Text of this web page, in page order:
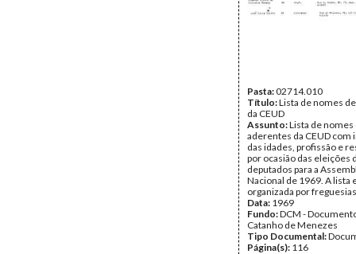
Pasta:02714.010
Título:Lista de nomes
da CEUD
Assunto:Lista de nomes
aderentes da CEUD com
das idades, profissão e
por ocasião das eleições
deputados para a
Nacional de 1969. A lista
organizada por
Data: 1969
Fundo:DCM -
Catanho de Menezes
Tipo Documental:
Página(s): 116